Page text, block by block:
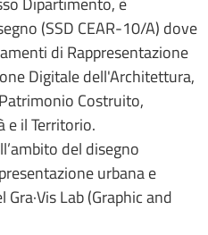
(SSD CEAR-10/A) dove
di Rappresentazione
Digitale dell'Architettura,
Costruito,
e il Territorio.
del disegno
urbana e
Lab (Graphic and